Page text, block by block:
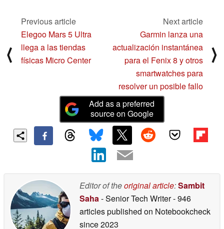
la batería 12/27/2024
⟨
Previous article
Elegoo Mars 5 Ultra
llega a las tiendas
físicas Micro Center
Next article
Garmin lanza una
actualización instantánea
para el Fenix 8 y otros
smartwatches para
resolver un posible fallo
⟩
Add as a preferred
source on Google
Editor of theoriginal article:Sambit
Saha- Senior Tech Writer- 946
articles published on Notebookcheck
since 2023